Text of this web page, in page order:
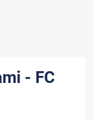
- FC